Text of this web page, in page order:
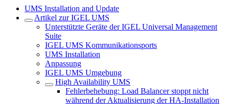
UMS Installation and Update
Artikel zur IGEL UMS
Unterstützte Geräte der IGEL Universal Management
Suite
IGEL UMS Kommunikationsports
UMS Installation
Anpassung
IGEL UMS Umgebung
High Availability UMS
Fehlerbehebung: Load Balancer stoppt nicht
während der Aktualisierung der HA-Installation